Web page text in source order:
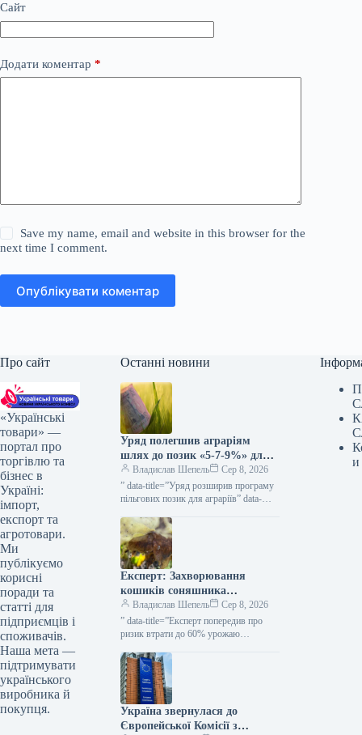
Сайт
Додати коментар *
Save my name, email and website in this browser for the
next time I comment.
Опублікувати коментар
Про сайт
«Українські
товари» —
портал про
торгівлю та
бізнес в
Україні:
імпорт,
експорт та
агротовари.
Ми
публікуємо
корисні
поради та
статті для
підприємців і
споживачів.
Наша мета —
підтримувати
українського
виробника й
покупця.
Останні новини
Уряд полегшив аграріям
шлях до позик «5-7-9%» для
весняних посівних робіт та
виробничих завдань —
КУРКУЛЬ
Владислав Шепель
Сер 8, 2026
” data-title=”Уряд розширив програму
пільгових позик для аграріїв” data-
uryad-rozshiriv-programu-dostupnih-
kreditiv-dlya-fermeriv”> Уряд
розширив програму пільгових позик
для аграріїв 8 серпня 2026 53…
Експерт: Захворювання
кошиків соняшника
загрожують втратою до 60%
врожаю — KURKUL
Владислав Шепель
Сер 8, 2026
” data-title=”Експерт попередив про
ризик втрати до 60% урожаю
url=”https://kurkul.com/news/41847-
ekspert-poperediv-pro-rizik-vtrati-do-60-
urojayu-sonyashniku-cherez-gnili”>
Експерт повідомив про ймовірність
втрати до 60%…
Україна звернулася до
Європейської Комісії з
и